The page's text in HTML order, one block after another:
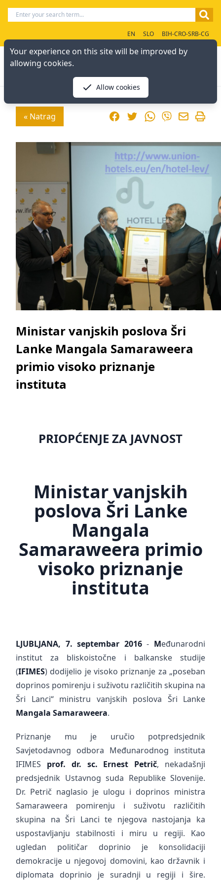
EN SLO BIH-CRO-SRB-CG
« Natrag FacebookTwitterWhatsApp
Viber
Ministar vanjskih poslova Šri
Lanke Mangala Samaraweera
primio visoko priznanje
instituta
PRIOPĆENJE ZA JAVNOST
Ministar vanjskih
poslova Šri Lanke
Mangala
Samaraweera primio
visoko priznanje
instituta
LJUBLJANA, 7. septembar 2016- Međunarodni
institut za bliskoistočne i balkanske studije
(IFIMES) dodijelio je visoko priznanje za „poseban
doprinos pomirenju i suživotu različitih skupina na
Šri Lanci“ ministru vanjskih poslova Šri Lanke
Mangala Samaraweera.
Priznanje mu je uručio potpredsjednik
Savjetodavnog odbora Međunarodnog instituta
IFIMES prof. dr. sc. Ernest Petrič, nekadašnji
predsjednik Ustavnog suda Republike Slovenije.
Dr. Petrič naglasio je ulogu i doprinos ministra
Samaraweera pomirenju i suživotu različitih
skupina na Šri Lanci te njegova nastojanja ka
uspostavljanju stabilnosti i miru u regiji. Kao
ugledan političar doprinio je konsolidaciji
demokracije u njegovoj domovini, kao državnik i
diplomata doprinio je suradnji u regiji i šire.
Your experience on this site will be improved by
allowing cookies.
Allow cookies